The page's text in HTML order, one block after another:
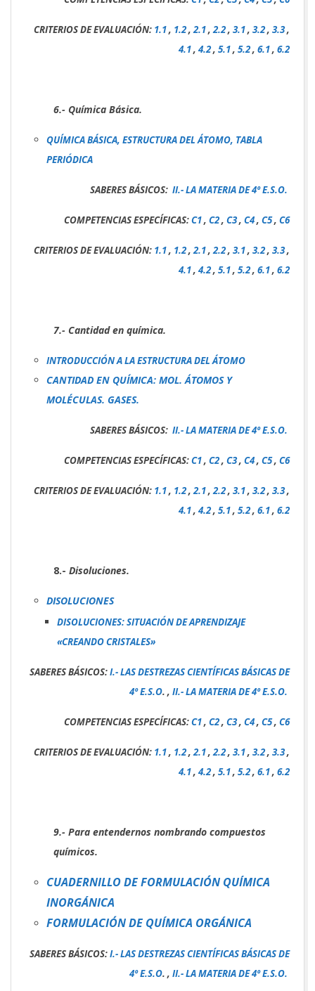
CRITERIOS DE EVALUACIÓN: 1.1, 1.2,2.1,2.2, 3.1, 3.2, 3.3,
4.1, 4.2, 5.1, 5.2, 6.1, 6.2
6.- Química Básica.
QUÍMICA BÁSICA, ESTRUCTURA DEL ÁTOMO, TABLA
PERIÓDICA
SABERES BÁSICOS: II.- LA MATERIA DE 4º E.S.O.
COMPETENCIAS ESPECÍFICAS:C1, C2, C3, C4, C5, C6
CRITERIOS DE EVALUACIÓN: 1.1, 1.2,2.1,2.2, 3.1, 3.2, 3.3,
4.1, 4.2, 5.1, 5.2, 6.1, 6.2
7.- Cantidad en química.
INTRODUCCIÓN A LA ESTRUCTURA DEL ÁTOMO
CANTIDAD EN QUÍMICA: MOL. ÁTOMOS Y
MOLÉCULAS. GASES.
SABERES BÁSICOS: II.- LA MATERIA DE 4º E.S.O.
COMPETENCIAS ESPECÍFICAS:C1, C2, C3, C4, C5, C6
CRITERIOS DE EVALUACIÓN: 1.1, 1.2,2.1,2.2, 3.1, 3.2, 3.3,
4.1, 4.2, 5.1, 5.2, 6.1, 6.2
8.- Disoluciones.
DISOLUCIONES
DISOLUCIONES: SITUACIÓN DE APRENDIZAJE
«CREANDO CRISTALES»
SABERES BÁSICOS:I.- LAS DESTREZAS CIENTÍFICAS BÁSICAS DE
4º E.S.O. , II.- LA MATERIA DE 4º E.S.O.
COMPETENCIAS ESPECÍFICAS:C1, C2, C3, C4, C5, C6
CRITERIOS DE EVALUACIÓN: 1.1, 1.2,2.1,2.2, 3.1, 3.2, 3.3,
4.1, 4.2, 5.1, 5.2, 6.1, 6.2
9.- Para entendernos nombrando compuestos
químicos.
CUADERNILLO DE FORMULACIÓN QUÍMICA
INORGÁNICA
FORMULACIÓN DE QUÍMICA ORGÁNICA
SABERES BÁSICOS:I.- LAS DESTREZAS CIENTÍFICAS BÁSICAS DE
4º E.S.O. , II.- LA MATERIA DE 4º E.S.O.